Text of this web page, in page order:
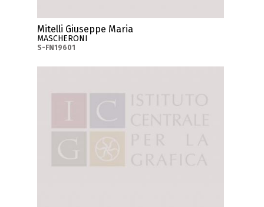
Mitelli Giuseppe Maria
MASCHERONI
S-FN19601